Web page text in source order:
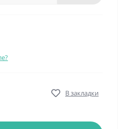
В закладки